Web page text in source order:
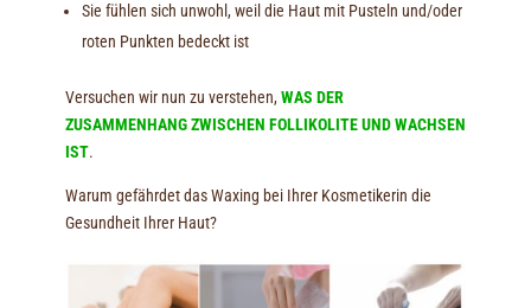
Sie fühlen sich unwohl, weil die Haut mit Pusteln und/oder
roten Punkten bedeckt ist
Versuchen wir nun zu verstehen,WAS DER
ZUSAMMENHANG ZWISCHEN FOLLIKOLITE UND WACHSEN
IST.
Warum gefährdet das Waxing bei Ihrer Kosmetikerin die
Gesundheit Ihrer Haut?